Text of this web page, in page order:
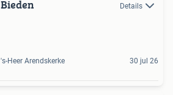
Bieden Details
's-Heer Arendskerke 30 jul 26